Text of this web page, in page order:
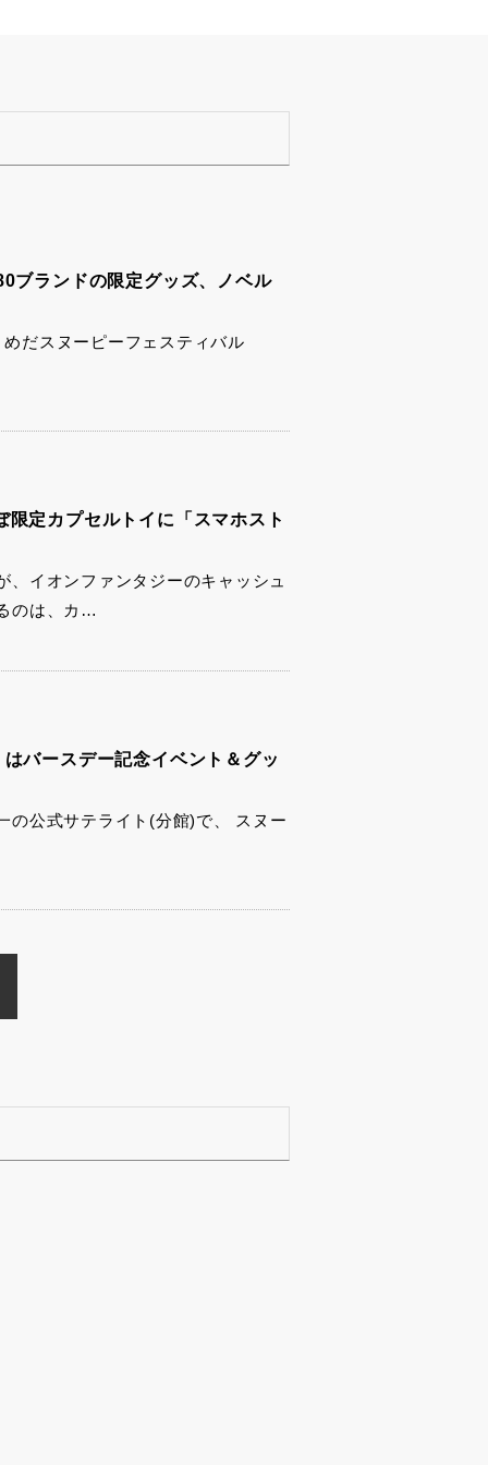
ブランドの限定グッズ、ノベル
だスヌーピーフェスティバル
定カプセルトイに「スマホスト
、イオンファンタジーのキャッシュ
のは、カ…
バースデー記念イベント＆グッ
の公式サテライト(分館)で、 スヌー